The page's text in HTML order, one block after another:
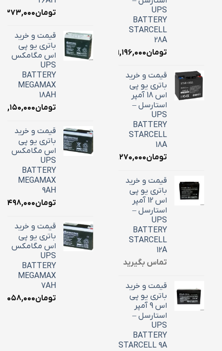
UPS
BATTERY
STARCELL
28A
تومان۹,۱۹۶,۰۰۰
قیمت و خرید
باتری یو پی
اس 18 آمپر
استارسل –
UPS
BATTERY
STARCELL
18A
تومان۶,۲۷۰,۰۰۰
قیمت و خرید
باتری یو پی
اس 12 آمپر
استارسل –
UPS
BATTERY
STARCELL
12A
تماس بگیرید
قیمت و خرید
باتری یو پی
اس 9 آمپر
استارسل –
UPS
BATTERY
STARCELL 9A
تومان
قیمت و خرید
باتری یو پی
اس مگامکس
UPS
BATTERY
MEGAMAX
18AH
تومان۷,۱۵۰,۰۰۰
قیمت و خرید
باتری یو پی
اس مگامکس
UPS
BATTERY
MEGAMAX
9AH
تومان
قیمت و خرید
باتری یو پی
اس مگامکس
UPS
BATTERY
MEGAMAX
7AH
تومان